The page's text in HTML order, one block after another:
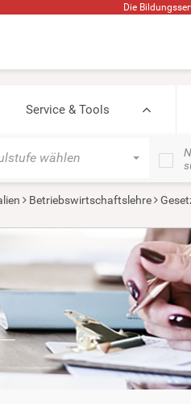
Die
Service & Tools
wählen
Betriebswirtschaftslehre